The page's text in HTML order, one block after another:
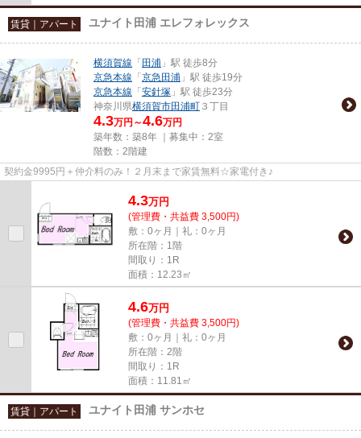
賃貸｜アパート ユナイト田浦 エレフォレックス
横須賀線 「 田浦 」駅 徒歩8分
京急本線 「 京急田浦 」駅 徒歩19分
京急本線 「 安針塚 」駅 徒歩23分
神奈川県横須賀市田浦町 ３丁目
4.3万円～4.6万円
築年数：築8年 ｜募集中： 2室
階数：2階建
契約金9995円＋仲介料のみ！２月末まで家賃無料☆家電付き♪
4.3万円
(管理費・共益費 3,500円)
敷：0ヶ月｜礼：0ヶ月
所在階：1階
間取り：1R
面積：12.23㎡
4.6万円
(管理費・共益費 3,500円)
敷：0ヶ月｜礼：0ヶ月
所在階：2階
間取り：1R
面積：11.81㎡
賃貸｜アパート ユナイト田浦 サンホセ